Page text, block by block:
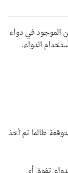
الموجود في دواء
الدواء.
طالما تم أخذ